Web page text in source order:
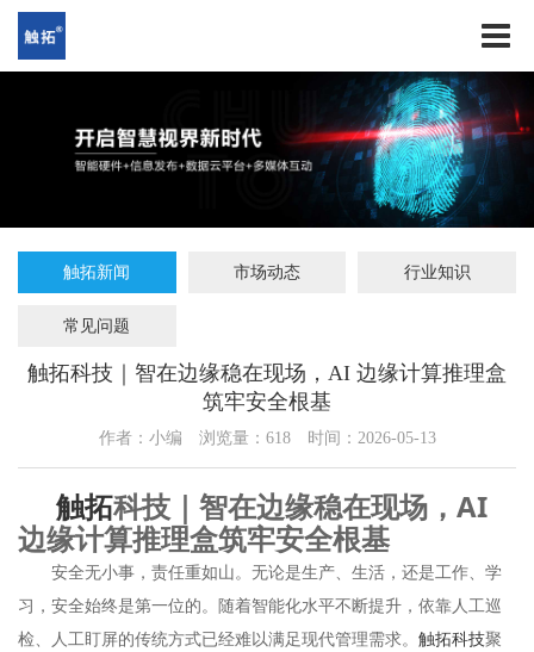
触拓新闻 市场动态 行业知识
常见问题
触拓科技｜智在边缘稳在现场，AI 边缘计算推理盒
筑牢安全根基
作者：小编 浏览量： 618 时间：2026-05-13
触拓科技｜智在边缘稳在现场，AI
边缘计算推理盒筑牢安全根基
安全无小事，责任重如山。无论是生产、生活，还是工作、学
习，安全始终是第一位的。随着智能化水平不断提升，依靠人工巡
检、人工盯屏的传统方式已经难以满足现代管理需求。 触拓科技聚